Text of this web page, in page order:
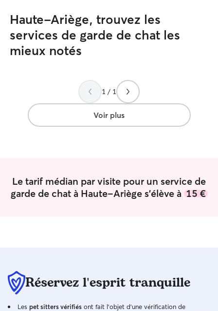
Haute-Ariège, trouvez les
services de garde de chat les
mieux notés
1 / 1
Voir plus
Le tarif médian par visite pour un service de
garde de chat à Haute-Ariège s'élève à 15 €
Réservez l'esprit tranquille
Les pet sitters vérifiés ont fait l'objet d'une vérification de